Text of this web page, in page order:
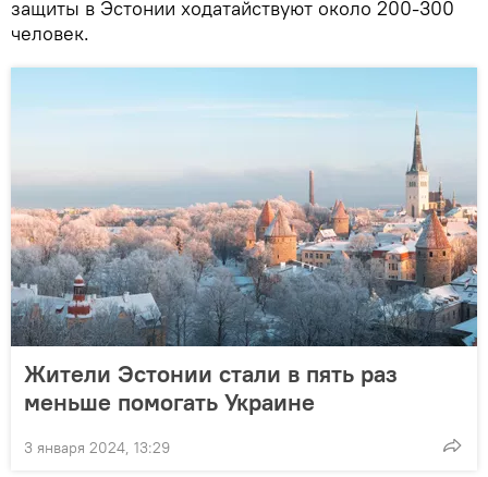
защиты в Эстонии ходатайствуют около 200-300
человек.
Жители Эстонии стали в пять раз
меньше помогать Украине
3 января 2024, 13:29